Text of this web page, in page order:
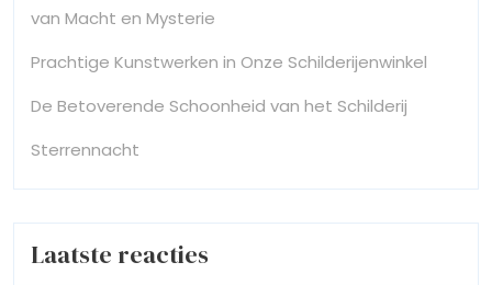
van Macht en Mysterie
Prachtige Kunstwerken in Onze Schilderijenwinkel
De Betoverende Schoonheid van het Schilderij
Sterrennacht
Laatste reacties